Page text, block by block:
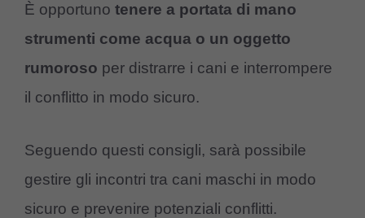
È opportuno tenere a portata di mano
strumenti come acqua o un oggetto
rumoroso per distrarre i cani e interrompere
il conflitto in modo sicuro.
Seguendo questi consigli, sarà possibile
gestire gli incontri tra cani maschi in modo
sicuro e prevenire potenziali conflitti.